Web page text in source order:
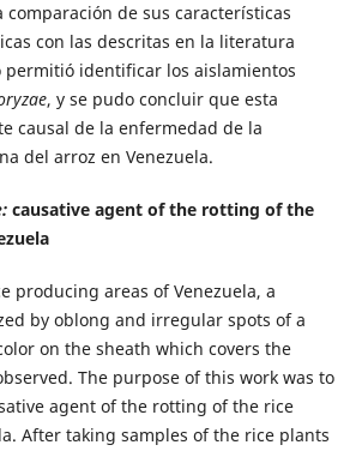
de sus características
con las descritas en la literatura
permitió identificar los aislamientos
, y se pudo concluir que esta
causal de la enfermedad de la
del arroz en Venezuela.
causative agent of the rotting of the
producing areas of Venezuela, a
by oblong and irregular spots of a
on the sheath which covers the
The purpose of this work was to
agent of the rotting of the rice
After taking samples of the rice plants